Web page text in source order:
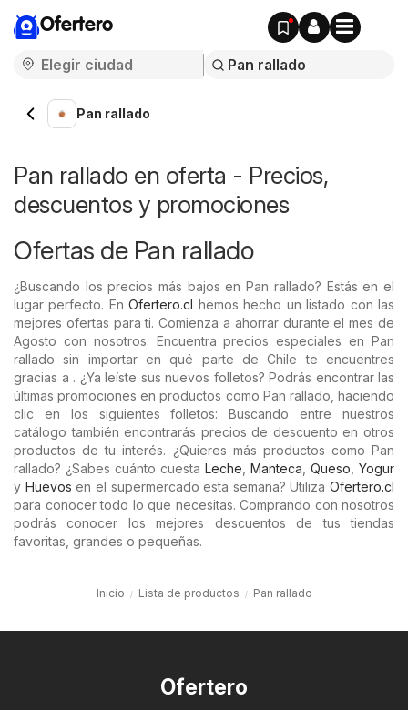
Ofertero
Pan rallado
Pan rallado en oferta - Precios,
descuentos y promociones
Ofertas de Pan rallado
¿Buscando los precios más bajos en Pan rallado? Estás en el
lugar perfecto. EnOfertero.cl hemos hecho un listado con las
mejores ofertas para ti. Comienza a ahorrar durante el mes de
Agosto con nosotros. Encuentra precios especiales en Pan
rallado sin importar en qué parte de Chile te encuentres
gracias a . ¿Ya leíste sus nuevos folletos? Podrás encontrar las
últimas promociones en productos como Pan rallado, haciendo
clic en los siguientes folletos: Buscando entre nuestros
catálogo también encontrarás precios de descuento en otros
productos de tu interés. ¿Quieres más productos como Pan
rallado? ¿Sabes cuánto cuesta Leche Manteca Queso Yogur
y Huevos en el supermercado esta semana? Utiliza Ofertero.cl
para conocer todo lo que necesitas. Comprando con nosotros
podrás conocer los mejores descuentos de tus tiendas
favoritas, grandes o pequeñas.
Inicio Lista de productos Pan rallado
Ofertero